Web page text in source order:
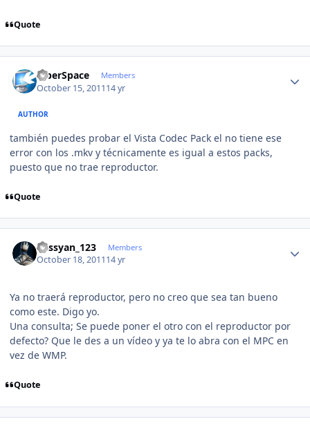
Quote
CiberSpace Members
October 15, 201114 yr
AUTHOR
también puedes probar el Vista Codec Pack el no tiene ese
error con los .mkv y técnicamente es igual a estos packs,
puesto que no trae reproductor.
Quote
kassyan_123 Members
October 18, 201114 yr
Ya no traerá reproductor, pero no creo que sea tan bueno
como este. Digo yo.
Una consulta; Se puede poner el otro con el reproductor por
defecto? Que le des a un vídeo y ya te lo abra con el MPC en
vez de WMP.
Quote